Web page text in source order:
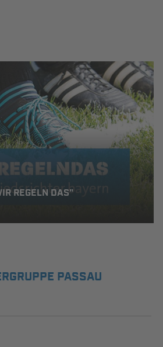
REGELN DAS"
PASSAU